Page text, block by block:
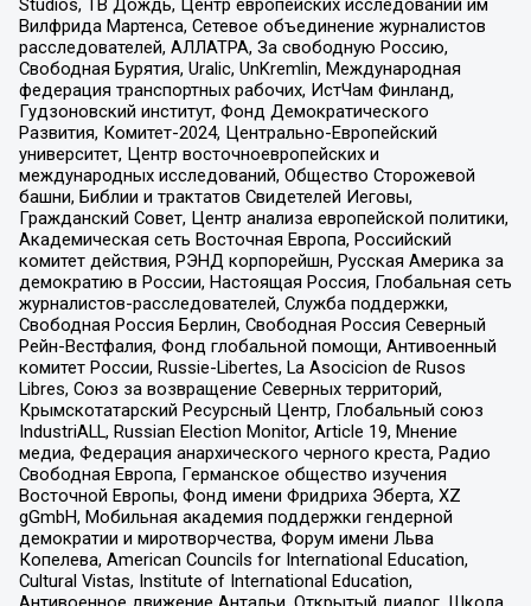
Studios, ТВ Дождь, Центр европейских исследований им
Вилфрида Мартенса, Сетевое объединение журналистов
расследователей, АЛЛАТРА, За свободную Россию,
Свободная Бурятия, Uralic, UnKremlin, Международная
федерация транспортных рабочих, ИстЧам Финланд,
Гудзоновский институт, Фонд Демократического
Развития, Комитет-2024, Центрально-Европейский
университет, Центр восточноевропейских и
международных исследований, Общество Сторожевой
башни, Библии и трактатов Свидетелей Иеговы,
Гражданский Совет, Центр анализа европейской политики,
Академическая сеть Восточная Европа, Российский
комитет действия, РЭНД корпорейшн, Русская Америка за
демократию в России, Настоящая Россия, Глобальная сеть
журналистов-расследователей, Служба поддержки,
Свободная Россия Берлин, Свободная Россия Северный
Рейн-Вестфалия, Фонд глобальной помощи, Антивоенный
комитет России, Russie-Libertes, La Asocicion de Rusos
Libres, Союз за возвращение Северных территорий,
Крымскотатарский Ресурсный Центр, Глобальный союз
IndustriALL, Russian Election Monitor, Article 19, Мнение
медиа, Федерация анархического черного креста, Радио
Свободная Европа, Германское общество изучения
Восточной Европы, Фонд имени Фридриха Эберта, XZ
gGmbH, Мобильная академия поддержки гендерной
демократии и миротворчества, Форум имени Льва
Копелева, American Councils for International Education,
Cultural Vistas, Institute of International Education,